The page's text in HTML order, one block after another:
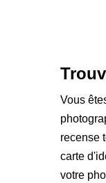
Vous
recense
carte
votre